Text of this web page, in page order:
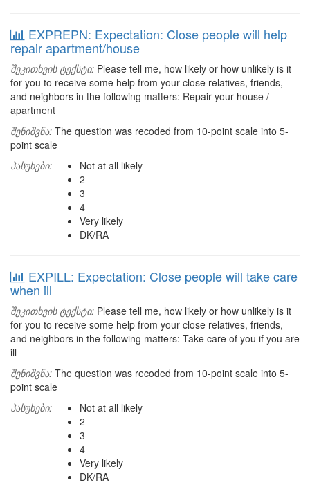
EXPREPN: Expectation: Close people will help
repair apartment/house
შეკითხვის ტექსტი: Please tell me, how likely or how unlikely is it
for you to receive some help from your close relatives, friends,
and neighbors in the following matters: Repair your house /
apartment
შენიშვნა: The question was recoded from 10-point scale into 5-
point scale
პასუხები:
Not at all likely
2
3
4
Very likely
DK/RA
EXPILL: Expectation: Close people will take care
when ill
შეკითხვის ტექსტი: Please tell me, how likely or how unlikely is it
for you to receive some help from your close relatives, friends,
and neighbors in the following matters: Take care of you if you are
ill
შენიშვნა: The question was recoded from 10-point scale into 5-
point scale
პასუხები:
Not at all likely
2
3
4
Very likely
DK/RA